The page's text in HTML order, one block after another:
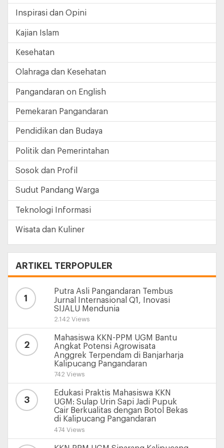
Inspirasi dan Opini
Kajian Islam
Kesehatan
Olahraga dan Kesehatan
Pangandaran on English
Pemekaran Pangandaran
Pendidikan dan Budaya
Politik dan Pemerintahan
Sosok dan Profil
Sudut Pandang Warga
Teknologi Informasi
Wisata dan Kuliner
ARTIKEL TERPOPULER
1
Putra Asli Pangandaran Tembus
Jurnal Internasional Q1, Inovasi
SIJALU Mendunia
2.142 Views
2
Mahasiswa KKN-PPM UGM Bantu
Angkat Potensi Agrowisata
Anggrek Terpendam di Banjarharja
Kalipucang Pangandaran
742 Views
3
Edukasi Praktis Mahasiswa KKN
UGM: Sulap Urin Sapi Jadi Pupuk
Cair Berkualitas dengan Botol Bekas
di Kalipucang Pangandaran
474 Views